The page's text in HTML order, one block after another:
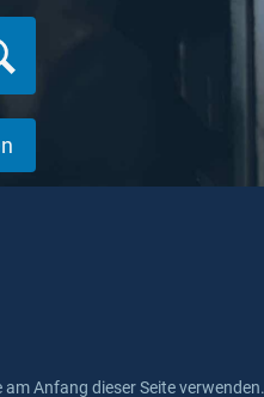
Anfang dieser Seite verwenden.